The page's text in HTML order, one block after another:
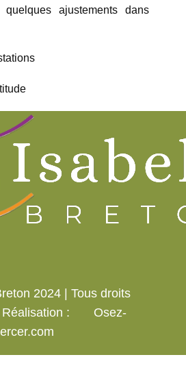
ajustements dans
2024 | Tous droits
:
Osez-